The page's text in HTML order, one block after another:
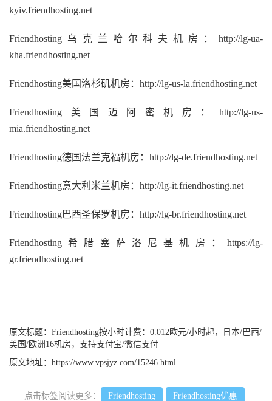
kyiv.friendhosting.net
Friendhosting乌克兰哈尔科夫机房：http://lg-ua-
kha.friendhosting.net
Friendhosting美国洛杉矶机房：http://lg-us-la.friendhosting.net
Friendhosting美国迈阿密机房：http://lg-us-
mia.friendhosting.net
Friendhosting德国法兰克福机房：http://lg-de.friendhosting.net
Friendhosting意大利米兰机房：http://lg-it.friendhosting.net
Friendhosting巴西圣保罗机房：http://lg-br.friendhosting.net
Friendhosting希腊塞萨洛尼基机房：https://lg-
gr.friendhosting.net
原文标题： Friendhosting按小时计费：0.012欧元/小时起，日本/巴西/
美国/欧洲16机房，支持支付宝/微信支付
原文地址： https://www.vpsjyz.com/15246.html
点击标签阅读更多： Friendhosting Friendhosting优惠